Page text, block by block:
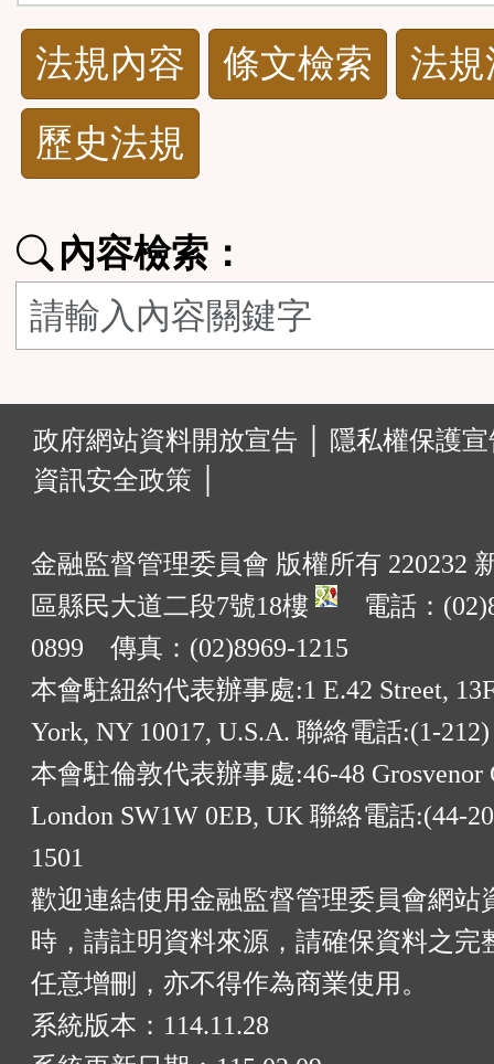
法
規
功
按
鈕
法規內容 條文檢索
法
歷史法規
內容檢索：
政府網站資料開放宣告 │
隱私權保護
資訊安全政策 │
金融監督管理委員會 版權所有 220232
區縣民大道二段7號18樓
電話：
0899 傳真：(02)8969-1215
本會駐紐約代表辦事處:1 E.42 Street,
York, NY 10017, U.S.A. 聯絡電話:(1-212)
本會駐倫敦代表辦事處:46-48 Grosvenor
London SW1W 0EB, UK 聯絡電話:(44-
1501
歡迎連結使用金融監督管理委員會網站
時，請註明資料來源，請確保資料之完
任意增刪，亦不得作為商業使用。
系統版本： 114.11.28